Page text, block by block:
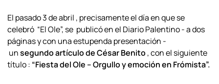
El pasado 3 de abril , precisamente el día en que se
celebró “El Ole”, se publicó en el Diario Palentino - a dos
páginas y con una estupenda presentación -
unsegundo artículo de César Benito , con el siguiente
título : “Fiesta del Ole – Orgullo y emoción en Frómista”.